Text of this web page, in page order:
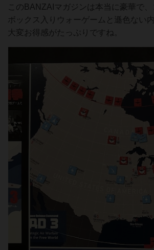
このBANZAIマガジンは本当に豪華で
ボックス入りウォーゲームと遜色ない
大変お得感がたっぷりですね。